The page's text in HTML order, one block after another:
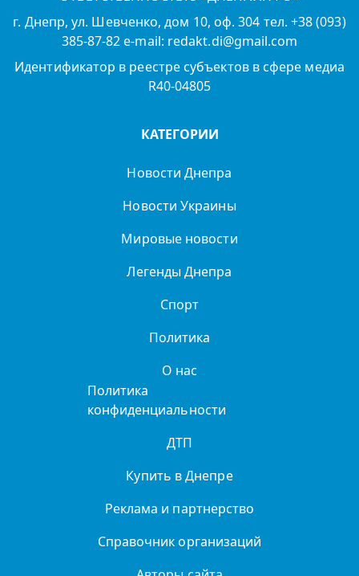
г. Днепр, ул. Шевченко, дом 10, оф. 304 тел. +38 (093)
385-87-82 e-mail: redakt.di@gmail.com
Идентификатор в реестре субъектов в сфере медиа
R40-04805
КАТЕГОРИИ
Новости Днепра
Новости Украины
Мировые новости
Легенды Днепра
Спорт
Политика
О нас
Политика
конфиденциальности
ДТП
Купить в Днепре
Реклама и партнерство
Справочник организаций